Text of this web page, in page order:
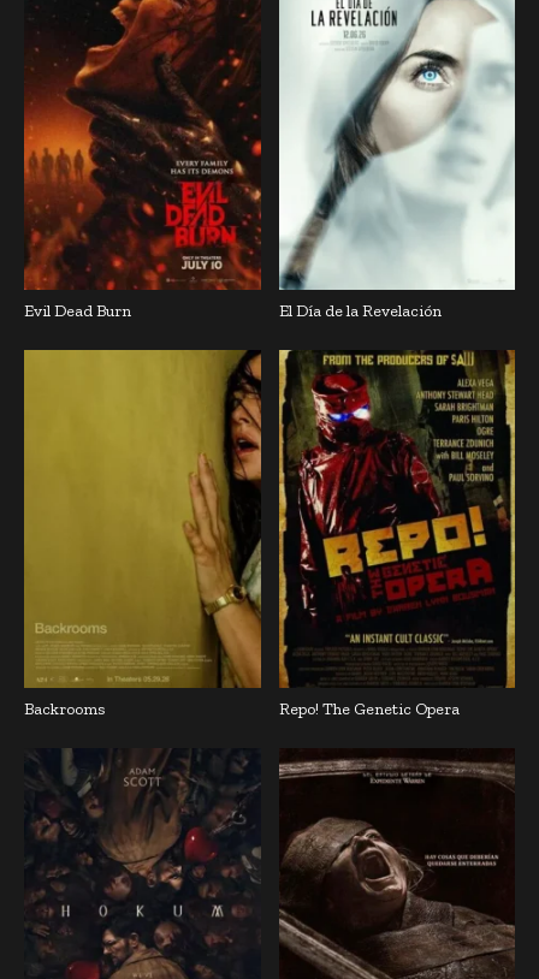
Evil Dead Burn El Día de la Revelación
Backrooms Repo! The Genetic Opera